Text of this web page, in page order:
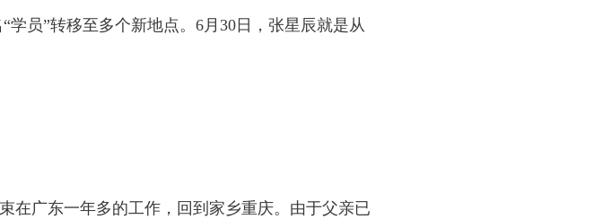
员”转移至多个新地点。6月30日，张星辰就是从
广东一年多的工作，回到家乡重庆。由于父亲已